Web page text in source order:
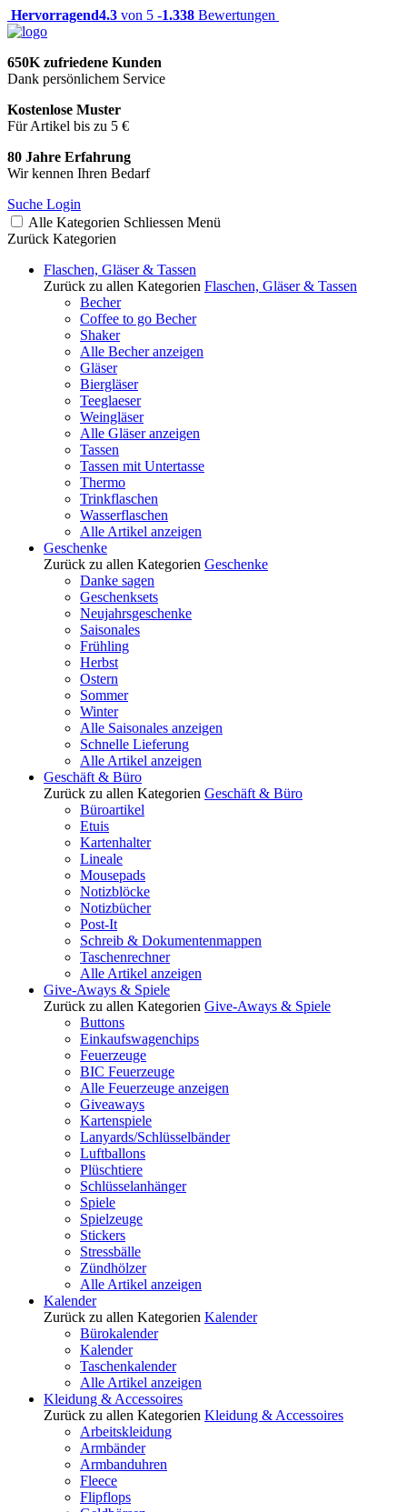
Hervorragend4.3 von 5 -1.338 Bewertungen
650K zufriedene Kunden
Dank persönlichem Service
Kostenlose Muster
Für Artikel bis zu 5 €
80 Jahre Erfahrung
Wir kennen Ihren Bedarf
Suche Login
Alle Kategorien Schliessen Menü
Zurück Kategorien
Flaschen, Gläser & Tassen
Zurück zu allen Kategorien Flaschen, Gläser & Tassen
Becher
Coffee to go Becher
Shaker
Alle Becher anzeigen
Gläser
Biergläser
Teeglaeser
Weingläser
Alle Gläser anzeigen
Tassen
Tassen mit Untertasse
Thermo
Trinkflaschen
Wasserflaschen
Alle Artikel anzeigen
Geschenke
Zurück zu allen Kategorien Geschenke
Danke sagen
Geschenksets
Neujahrsgeschenke
Saisonales
Frühling
Herbst
Ostern
Sommer
Winter
Alle Saisonales anzeigen
Schnelle Lieferung
Alle Artikel anzeigen
Geschäft & Büro
Zurück zu allen Kategorien Geschäft & Büro
Büroartikel
Etuis
Kartenhalter
Lineale
Mousepads
Notizblöcke
Notizbücher
Post-It
Schreib & Dokumentenmappen
Taschenrechner
Alle Artikel anzeigen
Give-Aways & Spiele
Zurück zu allen Kategorien Give-Aways & Spiele
Buttons
Einkaufswagenchips
Feuerzeuge
BIC Feuerzeuge
Alle Feuerzeuge anzeigen
Giveaways
Kartenspiele
Lanyards/Schlüsselbänder
Luftballons
Plüschtiere
Schlüsselanhänger
Spiele
Spielzeuge
Stickers
Stressbälle
Zündhölzer
Alle Artikel anzeigen
Kalender
Zurück zu allen Kategorien Kalender
Bürokalender
Kalender
Taschenkalender
Alle Artikel anzeigen
Kleidung & Accessoires
Zurück zu allen Kategorien Kleidung & Accessoires
Arbeitskleidung
Armbänder
Armbanduhren
Fleece
Flipflops